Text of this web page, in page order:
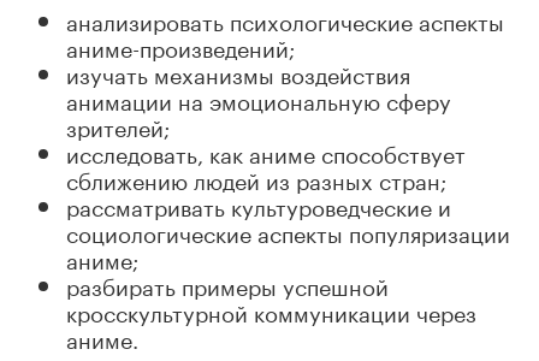
анализировать психологические аспекты
аниме-произведений;
изучать механизмы воздействия
анимации на эмоциональную сферу
зрителей;
исследовать, как аниме способствует
сближению людей из разных стран;
рассматривать культуроведческие и
социологические аспекты популяризации
аниме;
разбирать примеры успешной
кросскультурной коммуникации через
аниме.